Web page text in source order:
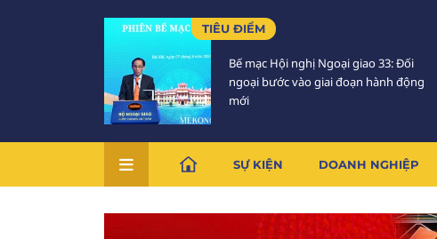
TIÊU ĐIỂM
Bế mạc Hội nghị Ngoại giao 33: Đối
ngoại bước vào giai đoạn hành động
mới
SỰ KIỆN DOANH NGHIỆP